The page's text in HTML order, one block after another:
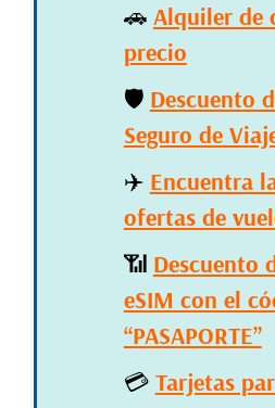
🚗 Alquiler de
precio
🛡️ Descuento
Seguro de
✈️ Encuentra
ofertas de
📶 Descuento
eSIM con el
“PASAPORTE”
💳 Tarjetas